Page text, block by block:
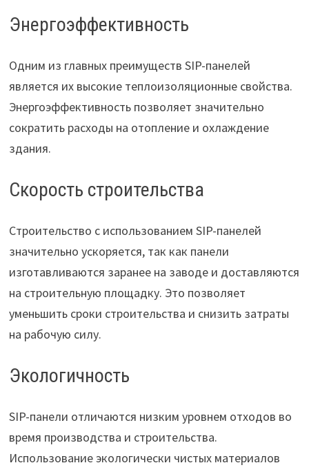
Энергоэффективность
Одним из главных преимуществ SIP-панелей
является их высокие теплоизоляционные свойства.
Энергоэффективность позволяет значительно
сократить расходы на отопление и охлаждение
здания.
Скорость строительства
Строительство с использованием SIP-панелей
значительно ускоряется, так как панели
изготавливаются заранее на заводе и доставляются
на строительную площадку. Это позволяет
уменьшить сроки строительства и снизить затраты
на рабочую силу.
Экологичность
SIP-панели отличаются низким уровнем отходов во
время производства и строительства.
Использование экологически чистых материалов